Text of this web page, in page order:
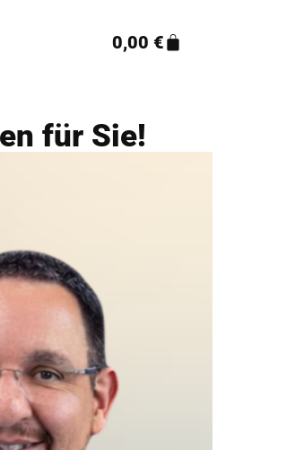
0,00 €
für Sie!